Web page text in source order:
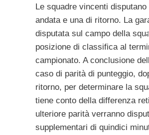
Le squadre vincenti disputano
andata e una di ritorno. La
disputata sul campo della
posizione di classifica al
campionato. A conclusione
caso di parità di punteggio,
ritorno, per determinare la
tiene conto della differenza
ulteriore parità verranno
supplementari di quindici